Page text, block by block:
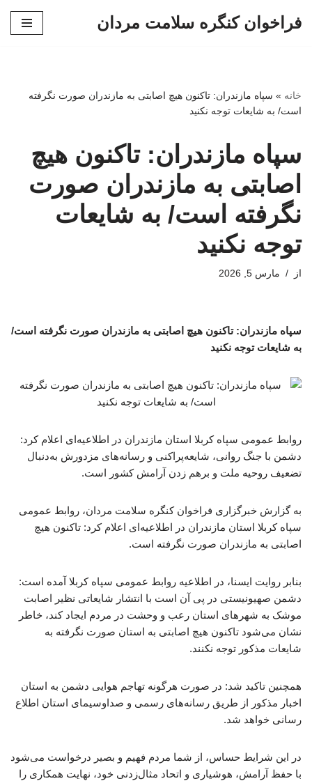
فراخوان کنگره سلامت مردان
خانه » سپاه مازندران: تاکنون هیچ اصابتی به مازندران صورت نگرفته
است/ به شایعات توجه نکنید
سپاه مازندران: تاکنون هیچ
اصابتی به مازندران صورت
نگرفته است/ به شایعات
توجه نکنید
از مارس 5, 2026
سپاه مازندران: تاکنون هیچ اصابتی به مازندران صورت نگرفته است/
به شایعات توجه نکنید
روابط عمومی سپاه کربلا استان مازندران در اطلاعیه‌ای اعلام کرد:
دشمن با جنگ روانی، شایعه‌پراکنی و رسانه‌های مزدورش به‌دنبال
تضعیف روحیه ملت و برهم زدن آرامش کشور است.
به گزارش خبرگزاری فراخوان کنگره سلامت مردان، روابط عمومی
سپاه کربلا استان مازندران در اطلاعیه‌ای اعلام کرد: تاکنون هیچ
اصابتی به مازندران صورت نگرفته است.
بنابر روایت ایسنا، در اطلاعیه روابط عمومی سپاه کربلا آمده است:
دشمن صهیونیستی در پی آن است با انتشار شایعاتی نظیر اصابت
موشک به شهرهای استان رعب و وحشت در مردم ایجاد کند، خاطر
نشان می‌شود تاکنون هیچ اصابتی به استان صورت نگرفته به
شایعات مذکور توجه نکنند.
همچنین تاکید شد: در صورت هرگونه تهاجم هوایی دشمن به استان
اخبار مذکور از طریق رسانه‌های رسمی و صداوسیمای استان اطلاع
رسانی خواهد شد.
در این شرایط حساس، از شما مردم فهیم و بصیر درخواست می‌شود
با حفظ آرامش، هوشیاری و اتحاد مثال‌زدنی خود، نهایت همکاری را